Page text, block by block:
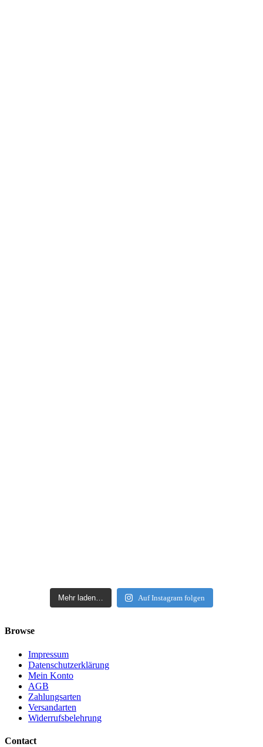
Mehr laden… Auf Instagram folgen
Browse
Impressum
Datenschutzerklärung
Mein Konto
AGB
Zahlungsarten
Versandarten
Widerrufsbelehrung
Contact